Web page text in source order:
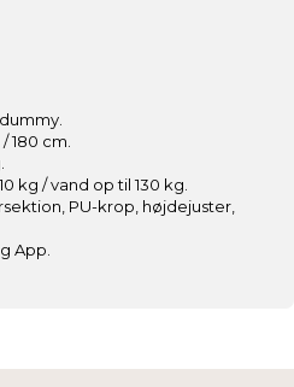
hvordan du bruger siden,
tredjepartsteknologier til
alle” for at fortsætte som
for at vælge, hvilke typer
/ 180 cm.
kg / vand op til 130 kg.
PU-krop, højdejuster,
App.